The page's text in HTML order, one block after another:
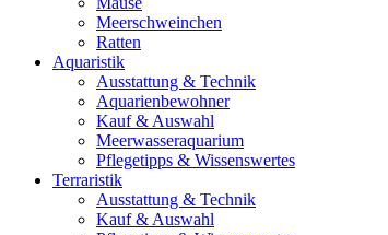
Meerschweinchen
Ratten
Aquaristik
Ausstattung & Technik
Aquarienbewohner
Kauf & Auswahl
Meerwasseraquarium
Pflegetipps & Wissenswertes
Terraristik
Ausstattung & Technik
Kauf & Auswahl